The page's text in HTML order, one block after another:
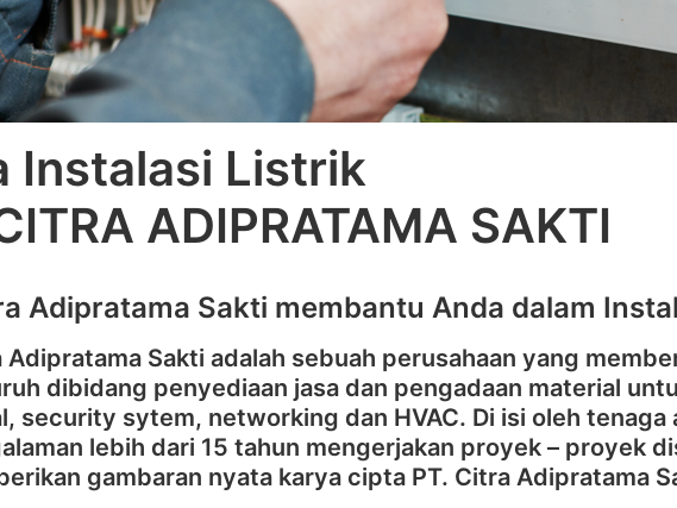
Instalasi Listrik
ADIPRATAMA SAKTI
Adipratama Sakti membantu Anda dalam
Adipratama Sakti adalah sebuah perusahaan yang
dibidang penyediaan jasa dan pengadaan material
security sytem, networking dan HVAC. Di isi oleh tenaga
lebih dari 15 tahun mengerjakan proyek – proyek
gambaran nyata karya cipta PT. Citra Adipratama